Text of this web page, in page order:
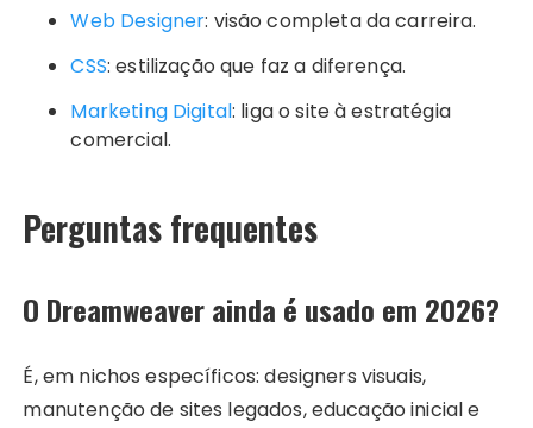
Web Designer: visão completa da carreira.
CSS: estilização que faz a diferença.
Marketing Digital: liga o site à estratégia
comercial.
Perguntas frequentes
O Dreamweaver ainda é usado em 2026?
É, em nichos específicos: designers visuais,
manutenção de sites legados, educação inicial e